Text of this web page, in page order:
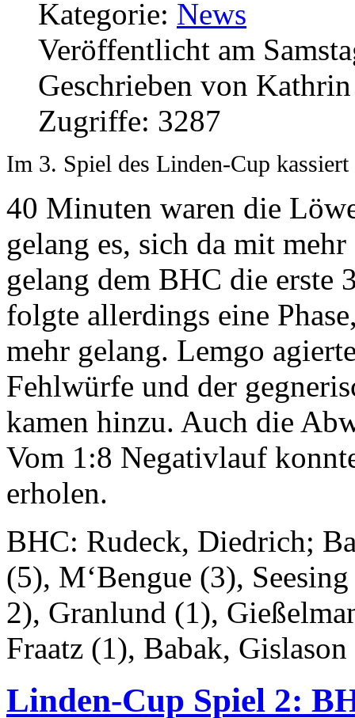
Kategorie: News
Veröffentlicht am
Geschrieben von
Zugriffe: 3287
Im 3. Spiel des Linden-Cup
40 Minuten waren die
gelang es, sich da mit
gelang dem BHC die erste
folgte allerdings eine
mehr gelang. Lemgo
Fehlwürfe und der
kamen hinzu. Auch die
Vom 1:8 Negativlauf
erholen.
BHC: Rudeck, Diedrich;
(5), M‘Bengue (3),
2), Granlund (1),
Fraatz (1), Babak, Gislason
Linden-Cup Spiel 2: